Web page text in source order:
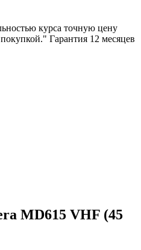
курса точную цену
Гарантия 12 месяцев
MD615 VHF (45